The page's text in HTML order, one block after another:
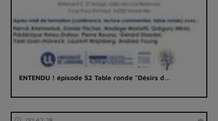
ENTENDU ! épisode 52 Table ronde "Désirs d…